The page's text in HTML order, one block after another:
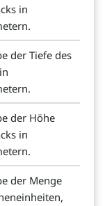
in
der Tiefe des
der Höhe
in
der Menge